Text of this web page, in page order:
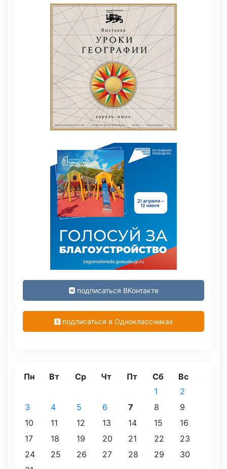
подписаться ВКонтакте
подписаться в Одноклассниках
Пн Вт Ср Чт Пт Сб
Вс
1
2
3
4 5 6 7 8
9
10
11 12 13 14 15
16
17
18 19 20 21 22
23
24
25 26 27 28 29
30